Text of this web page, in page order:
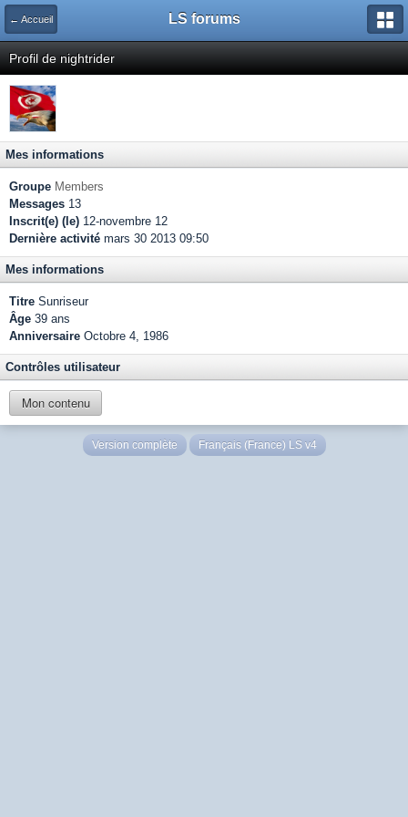
← Accueil LS forums
Profil de nightrider
Mes informations
Groupe Members
Messages 13
Inscrit(e) (le) 12-novembre 12
Dernière activité mars 30 2013 09:50
Mes informations
Titre Sunriseur
Âge 39 ans
Anniversaire Octobre 4, 1986
Contrôles utilisateur
Mon contenu
Version complète Français (France) LS v4